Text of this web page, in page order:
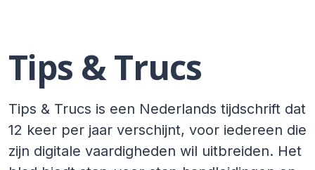
Tips & Trucs
Tips & Trucs is een Nederlands tijdschrift dat
12 keer per jaar verschijnt, voor iedereen die
zijn digitale vaardigheden wil uitbreiden. Het